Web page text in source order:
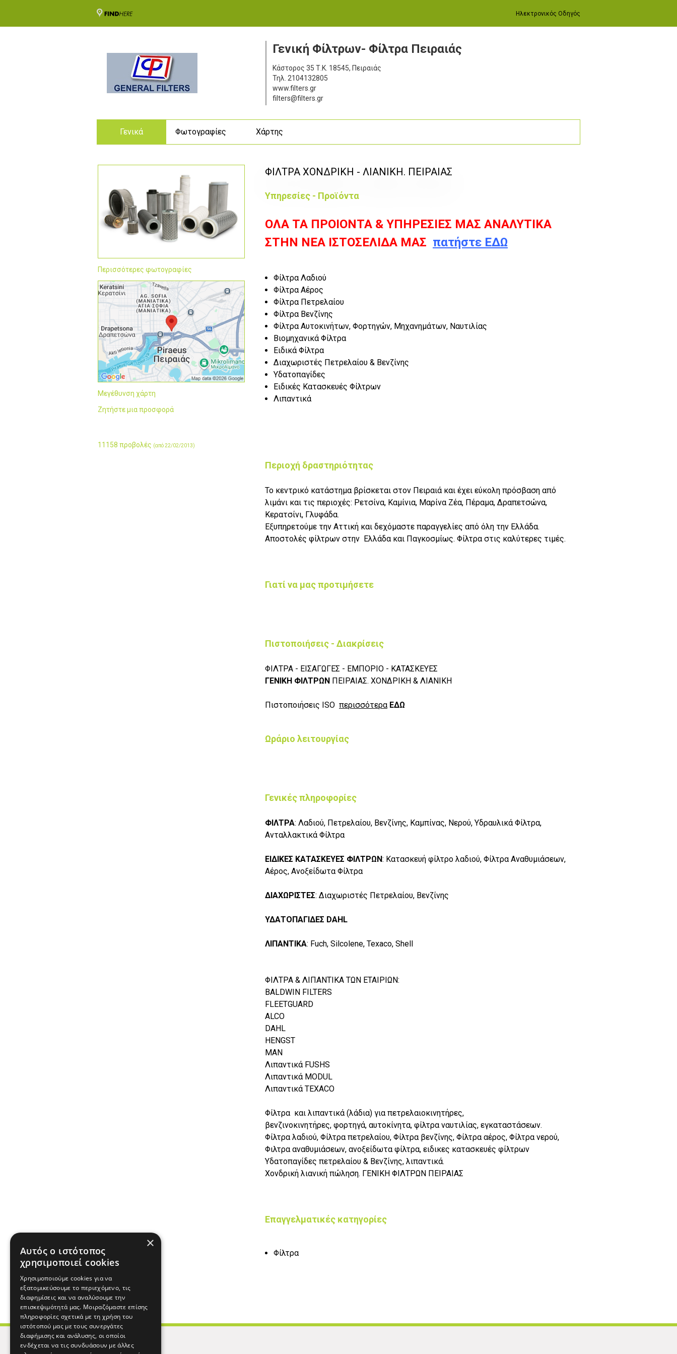
Ηλεκτρονικός Οδηγός
Γενική Φίλτρων- Φίλτρα Πειραιάς
Κάστορος 35 Τ.Κ. 18545, Πειραιάς
Τηλ. 2104132805
www.filters.gr
filters@filters.gr
Γενικά Φωτογραφίες Χάρτης
Περισσότερες φωτογραφίες
Μεγέθυνση χάρτη
Ζητήστε μια προσφορά
11158 προβολές (από 22/02/2013)
ΦΙΛΤΡΑ ΧΟΝΔΡΙΚΗ - ΛΙΑΝΙΚΗ. ΠΕΙΡΑΙΑΣ
Υπηρεσίες - Προϊόντα
ΟΛΑ ΤΑ ΠΡΟΙΟΝΤΑ & ΥΠΗΡΕΣΙΕΣ ΜΑΣ ΑΝΑΛΥΤΙΚΑ
ΣΤΗΝ ΝΕΑ ΙΣΤΟΣΕΛΙΔΑ ΜΑΣ πατήστε ΕΔΩ
Φίλτρα Λαδιού
Φίλτρα Αέρος
Φίλτρα Πετρελαίου
Φίλτρα Βενζίνης
Φίλτρα Αυτοκινήτων, Φορτηγών, Μηχανημάτων, Ναυτιλίας
Βιομηχανικά Φίλτρα
Ειδικά Φίλτρα
Διαχωριστές Πετρελαίου & Βενζίνης
Υδατοπαγίδες
Ειδικές Κατασκευές Φίλτρων
Λιπαντικά
Περιοχή δραστηριότητας
Το κεντρικό κατάστημα βρίσκεται στον Πειραιά και έχει εύκολη πρόσβαση από
λιμάνι και τις περιοχές: Ρετσίνα, Καμίνια, Μαρίνα Ζέα, Πέραμα, Δραπετσώνα,
Κερατσίνι, Γλυφάδα.
Εξυπηρετούμε την Αττική και δεχόμαστε παραγγελίες από όλη την Ελλάδα.
Αποστολές φίλτρων στην Ελλάδα και Παγκοσμίως. Φίλτρα στις καλύτερες τιμές.
Γιατί να μας προτιμήσετε
Πιστοποιήσεις - Διακρίσεις
ΦΙΛΤΡΑ - ΕΙΣΑΓΩΓΕΣ - ΕΜΠΟΡΙΟ - ΚΑΤΑΣΚΕΥΕΣ
ΓΕΝΙΚΗ ΦΙΛΤΡΩΝ ΠΕΙΡΑΙΑΣ. ΧΟΝΔΡΙΚΗ & ΛΙΑΝΙΚΗ
Πιστοποιήσεις ISO περισσότερα ΕΔΩ
Ωράριο λειτουργίας
Γενικές πληροφορίες
ΦΙΛΤΡΑ: Λαδιού, Πετρελαίου, Βενζίνης, Καμπίνας, Νερού, Υδραυλικά Φίλτρα,
Ανταλλακτικά Φίλτρα
ΕΙΔΙΚΕΣ ΚΑΤΑΣΚΕΥΕΣ ΦΙΛΤΡΩΝ: Κατασκευή φίλτρο λαδιού, Φίλτρα Αναθυμιάσεων,
Αέρος, Ανοξείδωτα Φίλτρα
ΔΙΑΧΩΡΙΣΤΕΣ: Διαχωριστές Πετρελαίου, Βενζίνης
ΥΔΑΤΟΠΑΓΙΔΕΣ DAHL
ΛΙΠΑΝΤΙΚΑ: Fuch, Silcolene, Texaco, Shell
ΦΙΛΤΡΑ & ΛΙΠΑΝΤΙΚΑ ΤΩΝ ΕΤΑΙΡΙΩΝ:
BALDWIN FILTERS
FLEETGUARD
ALCO
DAHL
HENGST
MAN
Λιπαντικά FUSHS
Λιπαντικά MODUL
Λιπαντικά TEXACO
Φίλτρα και λιπαντικά (λάδια) για πετρελαιοκινητήρες,
βενζινοκινητήρες, φορτηγά, αυτοκίνητα, φίλτρα ναυτιλίας, εγκαταστάσεων.
Φίλτρα λαδιού, Φίλτρα πετρελαίου, Φίλτρα βενζίνης, Φίλτρα αέρος, Φίλτρα νερού,
Φιλτρα αναθυμιάσεων, ανοξείδωτα φίλτρα, ειδικες κατασκευές φίλτρων
Υδατοπαγίδες πετρελαίου & Βενζίνης, λιπαντικά.
Χονδρική λιανική πώληση. ΓΕΝΙΚΗ ΦΙΛΤΡΩΝ ΠΕΙΡΑΙΑΣ
Επαγγελματικές κατηγορίες
Φίλτρα
×
Αυτός ο ιστότοπος
χρησιμοποιεί cookies
Χρησιμοποιούμε cookies για να
εξατομικεύσουμε το περιεχόμενο, τις
διαφημίσεις και να αναλύσουμε την
επισκεψιμότητά μας. Μοιραζόμαστε επίσης
πληροφορίες σχετικά με τη χρήση του
ιστότοπού μας με τους συνεργάτες
διαφήμισης και ανάλυσης, οι οποίοι
ενδέχεται να τις συνδυάσουν με άλλες